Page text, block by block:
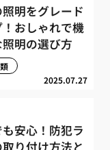
明をグレード
！おしゃれで機
明の選び方
2025.07.27
安心！防犯ラ
り付け方法と